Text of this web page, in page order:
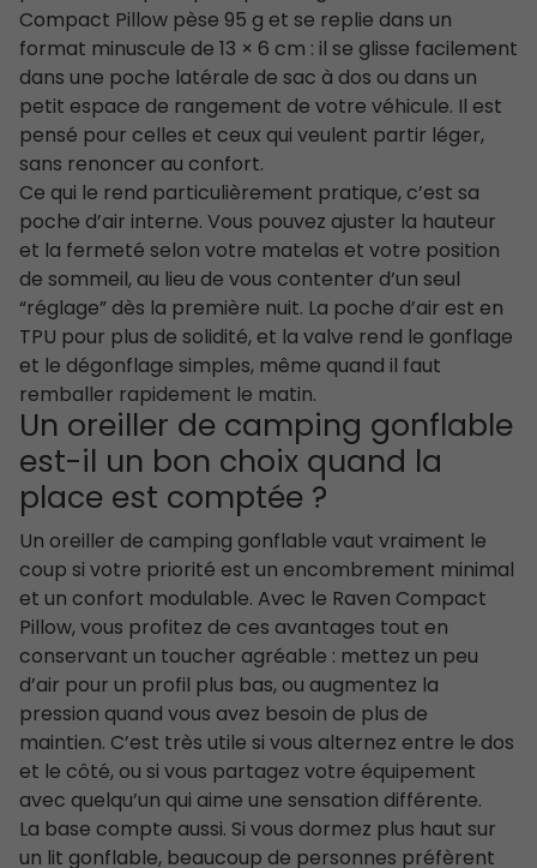
Compact Pillow pèse 95 g et se replie dans un
format minuscule de 13 × 6 cm : il se glisse facilement
dans une poche latérale de sac à dos ou dans un
petit espace de rangement de votre véhicule. Il est
pensé pour celles et ceux qui veulent partir léger,
sans renoncer au confort.
Ce qui le rend particulièrement pratique, c’est sa
poche d’air interne. Vous pouvez ajuster la hauteur
et la fermeté selon votre matelas et votre position
de sommeil, au lieu de vous contenter d’un seul
“réglage” dès la première nuit. La poche d’air est en
TPU pour plus de solidité, et la valve rend le gonflage
et le dégonflage simples, même quand il faut
remballer rapidement le matin.
Un oreiller de camping gonflable
est-il un bon choix quand la
place est comptée ?
Un oreiller de camping gonflable vaut vraiment le
coup si votre priorité est un encombrement minimal
et un confort modulable. Avec le Raven Compact
Pillow, vous profitez de ces avantages tout en
conservant un toucher agréable : mettez un peu
d’air pour un profil plus bas, ou augmentez la
pression quand vous avez besoin de plus de
maintien. C’est très utile si vous alternez entre le dos
et le côté, ou si vous partagez votre équipement
avec quelqu’un qui aime une sensation différente.
La base compte aussi. Si vous dormez plus haut sur
un lit gonflable, beaucoup de personnes préfèrent